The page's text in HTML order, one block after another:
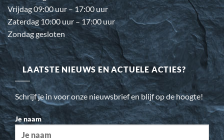
Vrijdag 09:00 uur – 17:00 uur
Zaterdag 10:00 uur – 17:00 uur
Zondag gesloten
LAATSTE NIEUWS EN ACTUELE ACTIES?
Schrijf je in voor onze nieuwsbrief en blijf op de hoogte!
Je naam